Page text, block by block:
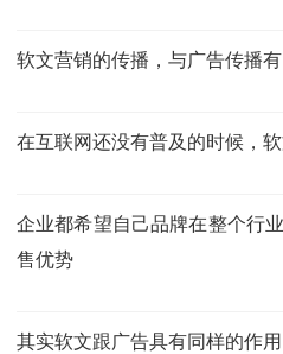
软文营销的传播，与广告传播
在互联网还没有普及的时候，
企业都希望自己品牌在整个行
售优势
其实软文跟广告具有同样的作用